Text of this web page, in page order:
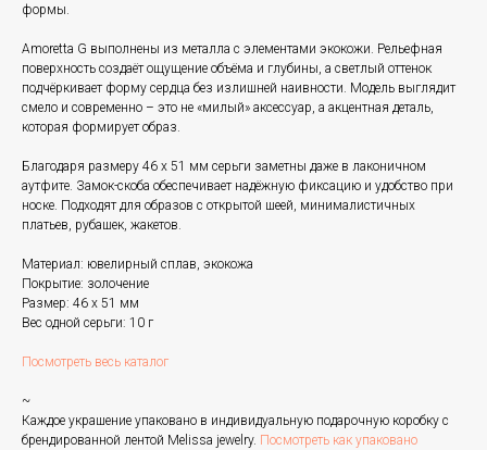
формы.
Amoretta G выполнены из металла с элементами экокожи. Рельефная
поверхность создаёт ощущение объёма и глубины, а светлый оттенок
подчёркивает форму сердца без излишней наивности. Модель выглядит
смело и современно – это не «милый» аксессуар, а акцентная деталь,
которая формирует образ.
Благодаря размеру 46 х 51 мм серьги заметны даже в лаконичном
аутфите. Замок-скоба обеспечивает надёжную фиксацию и удобство при
носке. Подходят для образов с открытой шеей, минималистичных
платьев, рубашек, жакетов.
Материал: ювелирный сплав, экокожа
Покрытие: золочение
Размер: 46 х 51 мм
Вес одной серьги: 10 г
Посмотреть весь каталог
~
Каждое украшение упаковано в индивидуальную подарочную коробку с
брендированной лентой Melissa jewelry. Посмотреть как упаковано